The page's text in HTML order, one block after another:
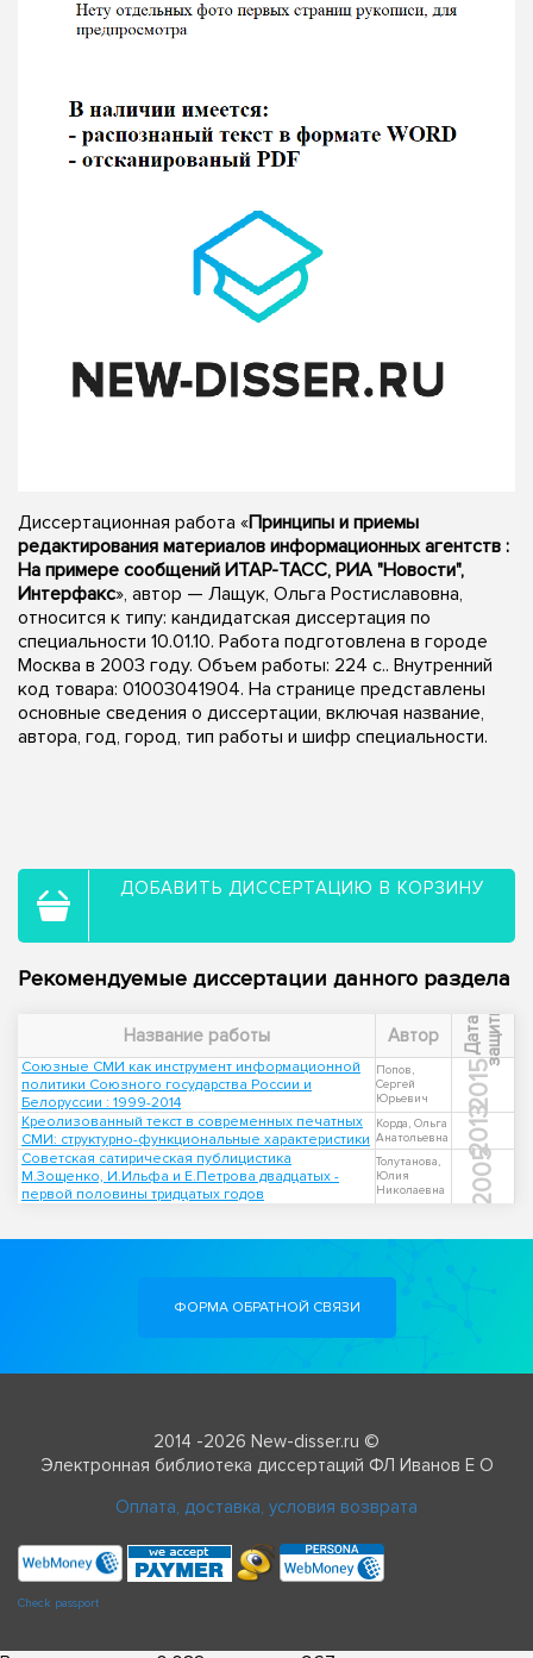
Диссертационная работа «Принципы и приемы
редактирования материалов информационных агентств :
На примере сообщений ИТАР-ТАСС, РИА "Новости",
Интерфакс», автор — Лащук, Ольга Ростиславовна,
относится к типу: кандидатская диссертация по
специальности 10.01.10. Работа подготовлена в городе
Москва в 2003 году. Объем работы: 224 с.. Внутренний
код товара: 01003041904. На странице представлены
основные сведения о диссертации, включая название,
автора, год, город, тип работы и шифр специальности.
ДОБАВИТЬ ДИССЕРТАЦИЮ В КОРЗИНУ
Рекомендуемые диссертации данного раздела
Название работы Автор Д
а
т
а
з
а
щ
и
т ы
Союзные СМИ как инструмент информационной
политики Союзного государства России и
Белоруссии : 1999-2014
Попов,
Сергей
Юрьевич
2015
Креолизованный текст в современных печатных
СМИ: структурно-функциональные характеристики
Корда, Ольга
Анатольевна
2013
Советская сатирическая публицистика
М.Зощенко, И.Ильфа и Е.Петрова двадцатых -
первой половины тридцатых годов
Толутанова,
Юлия
Николаевна
2005
ФОРМА ОБРАТНОЙ СВЯЗИ
2014 -2026 New-disser.ru ©
Электронная библиотека диссертаций ФЛ Иванов Е О
Оплата, доставка, условия возврата
Check passport